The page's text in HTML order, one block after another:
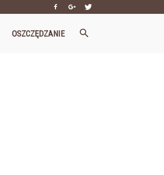
OSZCZĘDZANIE